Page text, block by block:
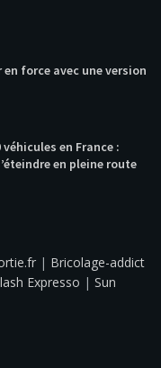
force avec une version
en France :
en pleine route
| Bricolage-addict
Expresso | Sun